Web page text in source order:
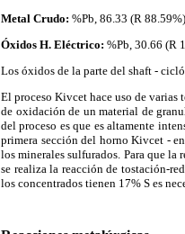
Metal Crudo: %Pb, 86.33 (R
Óxidos H. Eléctrico: %Pb, 30.66 (R
Los óxidos de la parte del shaft -
El proceso Kivcet hace uso de
de oxidación de un material de
del proceso es que es altamente
primera sección del horno Kivcet -
los minerales sulfurados. Para que la
se realiza la reacción de tostación-
los concentrados tienen 17% S es